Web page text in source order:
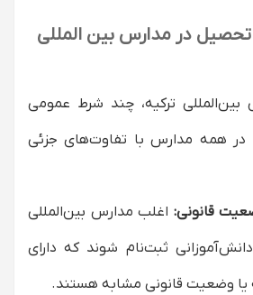
در مدارس بین ‌المللی
بین‌المللی ترکیه، چند شرط عمومی
در همه مدارس با تفاوت‌های جزئی
قانونی: اغلب مدارس بین‌المللی
ثبت‌نام شوند که دارای
یا وضعیت قانونی مشابه هستند.